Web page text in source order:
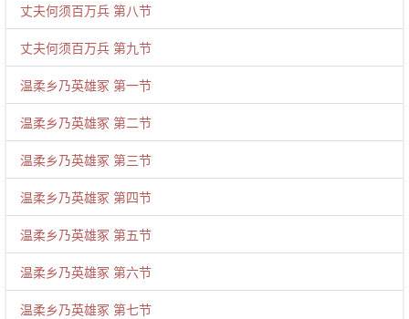
丈夫何须百万兵 第八节
丈夫何须百万兵 第九节
温柔乡乃英雄冢 第一节
温柔乡乃英雄冢 第二节
温柔乡乃英雄冢 第三节
温柔乡乃英雄冢 第四节
温柔乡乃英雄冢 第五节
温柔乡乃英雄冢 第六节
温柔乡乃英雄冢 第七节